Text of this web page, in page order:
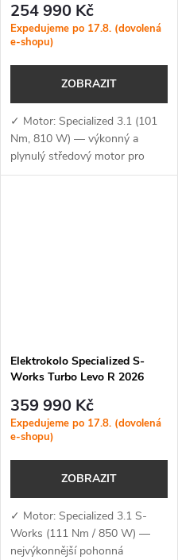
254 990 Kč
Expedujeme po 17.8. (dovolená
e-shopu)
ZOBRAZIT
✓ Motor: Specialized 3.1 (101
Nm, 810 W) — výkonný a
plynulý středový motor pro
dynamickou jízdu i v náročném
Elektrokolo Specialized S-
Works Turbo Levo R 2026
White
359 990 Kč
Expedujeme po 17.8. (dovolená
e-shopu)
ZOBRAZIT
✓ Motor: Specialized 3.1 S-
Works (111 Nm / 850 W) —
nejvýkonnější pohonná